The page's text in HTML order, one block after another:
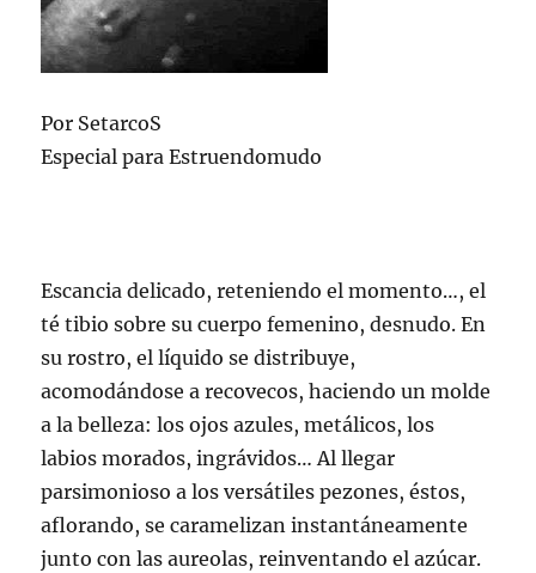
Por SetarcoS
Especial para Estruendomudo
Escancia delicado, reteniendo el momento…, el
té tibio sobre su cuerpo femenino, desnudo. En
su rostro, el líquido se distribuye,
acomodándose a recovecos, haciendo un molde
a la belleza: los ojos azules, metálicos, los
labios morados, ingrávidos… Al llegar
parsimonioso a los versátiles pezones, éstos,
aflorando, se caramelizan instantáneamente
junto con las aureolas, reinventando el azúcar.